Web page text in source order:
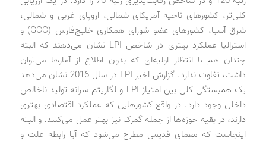
کلی‌تر، کشورهای ناحیه آمریکای شمالی، اروپای غربی و شمالی،
شرق آسیا، کشورهای عضو شورای همکاری خلیج‌فارس (GCC) و
استرالیا عملکرد بهتری در شاخص LPI نشان می‌دهند که البته
چندان هم با انتظار اولیه‌ای که بدون اطلاع از آمارها می‌توان
داشت، تفاوت ندارد. گزارش اخیر LPI در سال 2016 نشان می‌دهد
یک همبستگی کلی بین امتیاز LPI و لگاریتم سرانه تولید ناخالص
داخلی وجود دارد. در واقع کشورهایی که عملکرد اقتصادی بهتری
دارند، در بقیه حوزه‌ها از جمله گمرک نیز بهتر عمل می‌کنند. و البته
اینجاست که معمای قدیمی مطرح می‌شود که آیا رابطه علت و